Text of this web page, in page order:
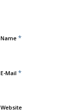
Name *
E-Mail *
Website